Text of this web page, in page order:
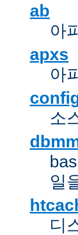
ab
아
apxs
아
소
일
디